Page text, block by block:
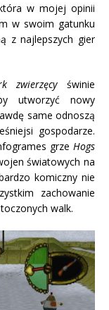
w mojej opinii
w swoim gatunku
z najlepszych gier
zwierzęcyświnie
utworzyć nowy
same odnoszą
gospodarze.
grze Hogs
światowych na
komiczny nie
zachowanie
walk.